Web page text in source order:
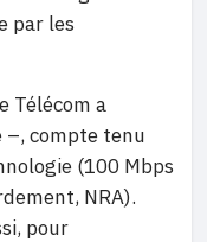
par les
Télécom a
–, compte tenu
(100 Mbps
NRA).
pour